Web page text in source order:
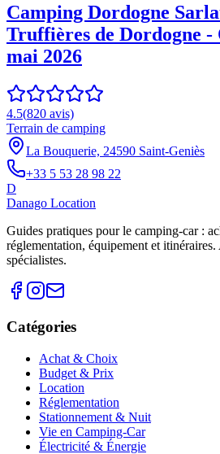
Camping Dordogne
Truffières de Dordogne
mai 2026
4.5(820 avis)
Terrain de camping
La Bouquerie, 24590 Saint-Geniès
+33 5 53 28 98 22
D
Danago Location
Guides pratiques pour le camping-car :
réglementation, équipement et
spécialistes.
Catégories
Achat & Choix
Budget & Prix
Location
Réglementation
Stationnement & Nuit
Vie en Camping-Car
Électricité & Énergie